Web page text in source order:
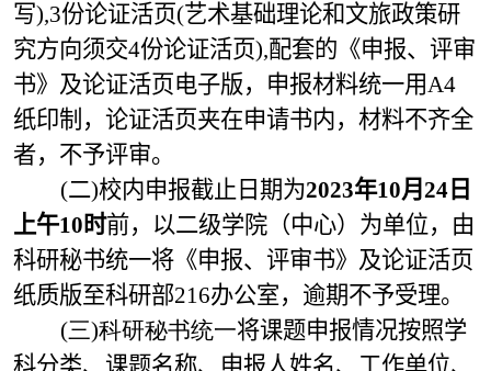
写),3份论证活页(艺术基础理论和文旅政策研
究方向须交4份论证活页),配套的《申报、评审
书》及论证活页电子版，申报材料统一用A4
纸印制，论证活页夹在申请书内，材料不齐全
者，不予评审。
(二)校内申报截止日期为2023年10月24日
上午10时前，以二级学院（中心）为单位，由
科研秘书统一将《申报、评审书》及论证活页
纸质版至科研部216办公室， 逾期不予受理。
(三)科研秘书统一将课题申报情况按照学
科分类、课题名称、申报人姓名、工作单位、